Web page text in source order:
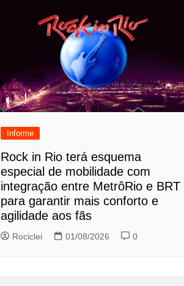
Informe
Rock in Rio terá esquema
especial de mobilidade com
integração entre MetrôRio e BRT
para garantir mais conforto e
agilidade aos fãs
Rociclei 01/08/2026 0